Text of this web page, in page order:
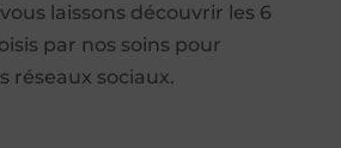
laissons découvrir les 6
par nos soins pour
réseaux sociaux.